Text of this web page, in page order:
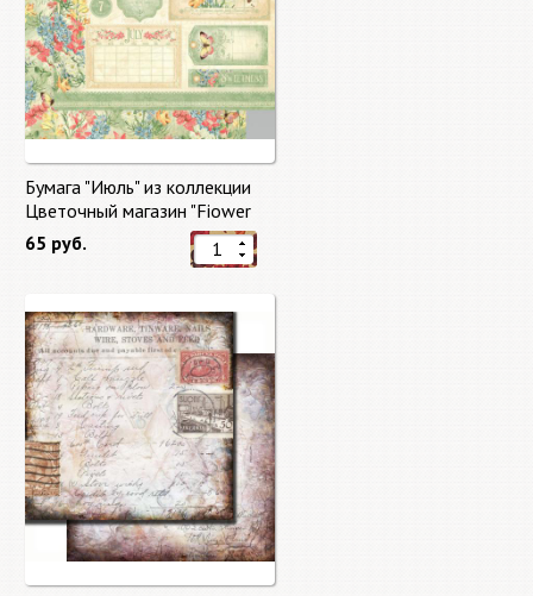
Бумага "Июль" из коллекции
Цветочный магазин "Fiower
Market"
65 руб.